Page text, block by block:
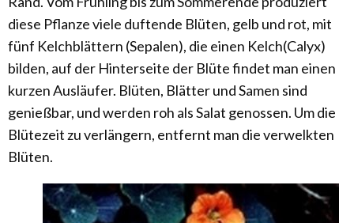
diese Pflanze viele duftende Blüten, gelb und rot, mit
fünf Kelchblättern (Sepalen), die einen Kelch(Calyx)
bilden, auf der Hinterseite der Blüte findet man einen
kurzen Ausläufer. Blüten, Blätter und Samen sind
genießbar, und werden roh als Salat genossen. Um die
Blütezeit zu verlängern, entfernt man die verwelkten
Blüten.